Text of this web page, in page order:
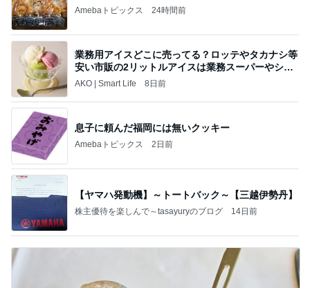
Amebaトピックス 24時間前
業務用アイスどこに売ってる？ロッテやタカナシ等
安い市販の2リットルアイスは業務スーパーやシャ
トレ
AKO | Smart Life 8日前
息子に頼んだ福岡には無いクッキー
Amebaトピックス 2日前
【ヤマハ発動機】～トートバック～【三越伊勢丹】
株主優待を楽しんで～tasayuryのブログ 14日前